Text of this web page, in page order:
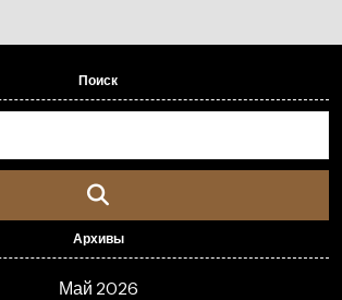
Поиск
Архивы
Май 2026